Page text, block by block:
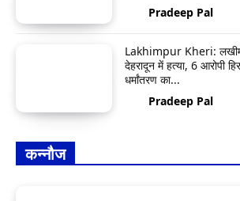
Pradeep Pal
Lakhimpur Kheri:
देहरादून में हत्या, 6 आरोपी
धर्मांतरण का...
Pradeep Pal
कन्नौज